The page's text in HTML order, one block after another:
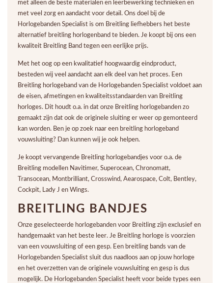
met alleen de beste materialen en leerbewerking technieken en
met veel zorg en aandacht voor detail. Ons doel bij de
Horlogebanden Specialist is om Breitling liefhebbers het beste
alternatief breitling horlogenband te bieden. Je koopt bij ons een
kwaliteit Breitling Band tegen een eerlijke prijs.
Met het oog op een kwalitatief hoogwaardig eindproduct,
besteden wij veel aandacht aan elk deel van het proces. Een
Breitling horlogeband van de Horlogebanden Specialist voldoet aan
de eisen, afmetingen en kwaliteitsstandaarden van Breitling
horloges. Dit houdt o.a. in dat onze Breitling horlogebanden zo
gemaakt zijn dat ook de originele sluiting er weer op gemonteerd
kan worden. Ben je op zoek naar een breitling horlogeband
vouwsluiting? Dan kunnen wij je ook helpen.
Je koopt vervangende Breitling horlogebandjes voor o.a. de
Breitling modellen Navitimer, Superocean, Chronomatt,
Transocean, Montbrilliant, Crosswind, Aearospace, Colt, Bentley,
Cockpit, Lady J en Wings.
BREITLING BANDJES
Onze geselecteerde horlogebanden voor Breitling zijn exclusief en
handgemaakt van het beste leer. Je Breitling horloge is voorzien
van een vouwsluiting of een gesp. Een breitling bands van de
Horlogebanden Specialist sluit dus naadloos aan op jouw horloge
en het overzetten van de originele vouwsluiting en gesp is dus
mogelijk. De Horlogebanden Specialist heeft voor beide types een